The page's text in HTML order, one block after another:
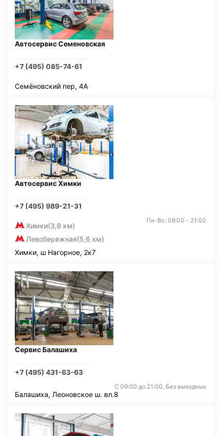
Автосервис Семеновская
+7 (495) 085-74-61
Семёновский пер, 4А
Автосервис Химки
+7 (495) 989-21-31
Химки(3,8 км)
Левобережная(5,6 км)
Пн-Вс: 09:00 - 21:00
Химки, ш Нагорное, 2к7
Сервис Балашиха
+7 (495) 431-63-63
С 09:00 до 21:00. Без выходных
Балашиха, Леоновское ш. вл.8